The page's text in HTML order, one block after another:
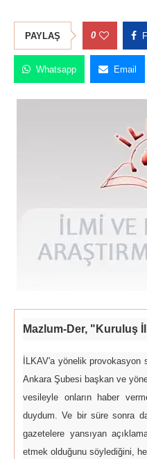
PAYLAŞ 0
Whatsapp Email
Mazlum-Der, "Kuruluş
İLKAV'a yönelik provokasyon
Ankara Şubesi başkan ve
vesileyle onların haber
duydum. Ve bir süre sonra
gazetelere yansıyan
etmek olduğunu söylediğini,